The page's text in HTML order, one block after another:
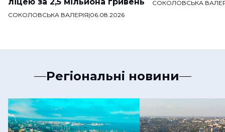
СОКОЛОВСЬКА ВАЛЕРІЯ|06.08.2026
СОКОЛОВСЬКА
Регіональні новини